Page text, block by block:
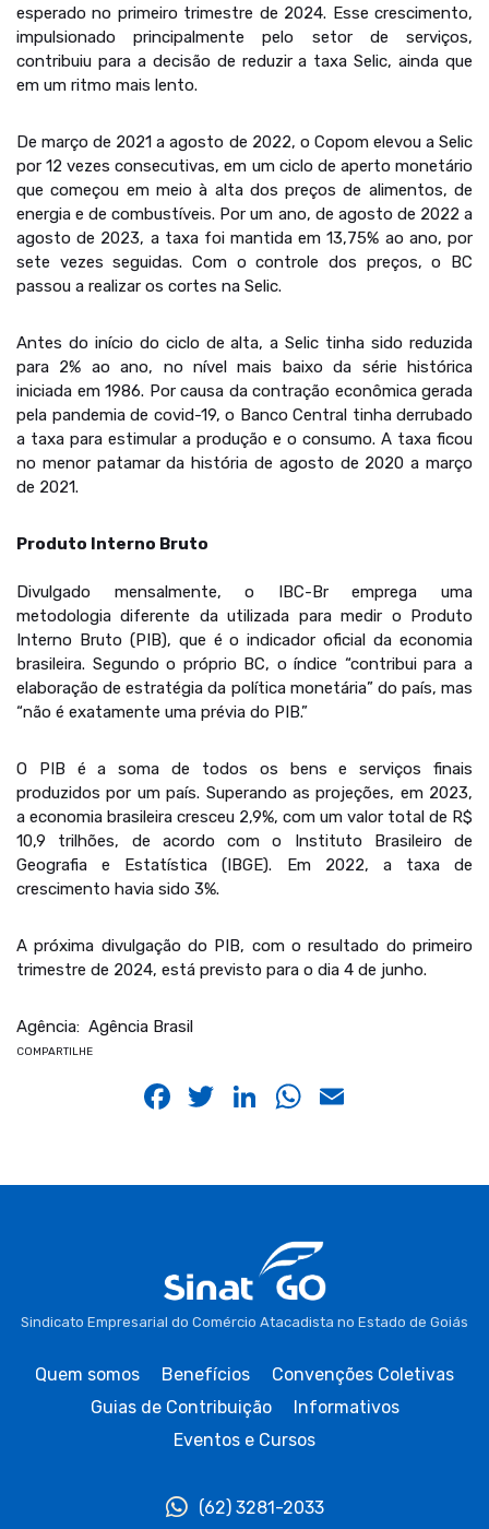
esperado no primeiro trimestre de 2024. Esse crescimento,
impulsionado principalmente pelo setor de serviços,
contribuiu para a decisão de reduzir a taxa Selic, ainda que
em um ritmo mais lento.
De março de 2021 a agosto de 2022, o Copom elevou a Selic
por 12 vezes consecutivas, em um ciclo de aperto monetário
que começou em meio à alta dos preços de alimentos, de
energia e de combustíveis. Por um ano, de agosto de 2022 a
agosto de 2023, a taxa foi mantida em 13,75% ao ano, por
sete vezes seguidas. Com o controle dos preços, o BC
passou a realizar os cortes na Selic.
Antes do início do ciclo de alta, a Selic tinha sido reduzida
para 2% ao ano, no nível mais baixo da série histórica
iniciada em 1986. Por causa da contração econômica gerada
pela pandemia de covid-19, o Banco Central tinha derrubado
a taxa para estimular a produção e o consumo. A taxa ficou
no menor patamar da história de agosto de 2020 a março
de 2021.
Produto Interno Bruto
Divulgado mensalmente, o IBC-Br emprega uma
metodologia diferente da utilizada para medir o Produto
Interno Bruto (PIB), que é o indicador oficial da economia
brasileira. Segundo o próprio BC, o índice “contribui para a
elaboração de estratégia da política monetária” do país, mas
“não é exatamente uma prévia do PIB.”
O PIB é a soma de todos os bens e serviços finais
produzidos por um país. Superando as projeções, em 2023,
a economia brasileira cresceu 2,9%, com um valor total de R$
10,9 trilhões, de acordo com o Instituto Brasileiro de
Geografia e Estatística (IBGE). Em 2022, a taxa de
crescimento havia sido 3%.
A próxima divulgação do PIB, com o resultado do primeiro
trimestre de 2024, está previsto para o dia 4 de junho.
Agência: Agência Brasil
COMPARTILHE
Facebook
Twitter
LinkedIn
WhatsApp
Sindicato Empresarial do Comércio Atacadista no Estado de Goiás
Quem somos Benefícios
Convenções Coletivas
Guias de Contribuição
Informativos
Eventos e Cursos
(62) 3281-2033